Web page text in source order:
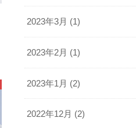
2023年3月 (1)
2023年2月 (1)
2023年1月 (2)
2022年12月 (2)